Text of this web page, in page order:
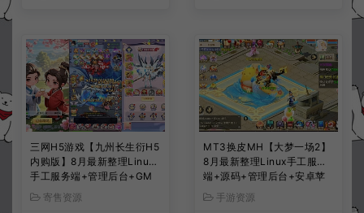
三网H5游戏【九州长生衍H5
内购版】8月最新整理Linux
手工服务端+管理后台+GM
授权后台+简易安卓客户端
+详细搭建教程+视频教程
寄售资源
MT3换皮MH【大梦一场2】
8月最新整理Linux手工服务
端+源码+管理后台+安卓苹
果双端+详细搭建教程+视频
教程
手游资源